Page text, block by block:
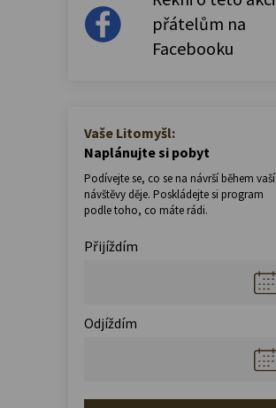
přátelům na
Facebooku
Vaše Litomyšl:
Naplánujte si pobyt
Podívejte se, co se na návrší během vaší
návštěvy děje. Poskládejte si program
podle toho, co máte rádi.
Přijíždím
Odjíždím